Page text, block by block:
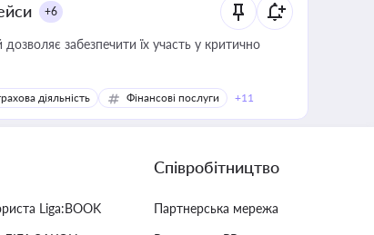
+6
забезпечити їх участь у критично
діяльність Фінансові послуги +11
Liga:BOOK
Співробітництво
Партнерська мережа